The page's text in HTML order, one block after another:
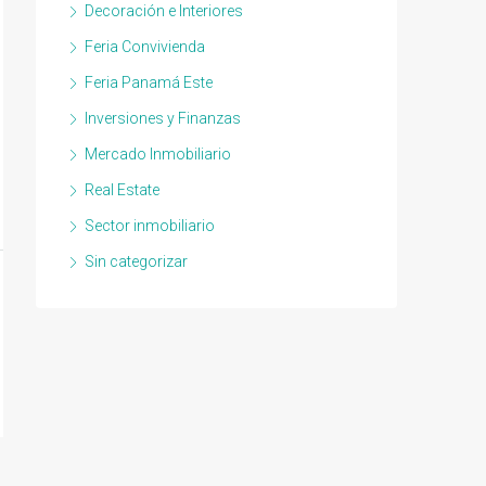
Decoración e Interiores
Feria Convivienda
Feria Panamá Este
Inversiones y Finanzas
Mercado Inmobiliario
Real Estate
Sector inmobiliario
Sin categorizar